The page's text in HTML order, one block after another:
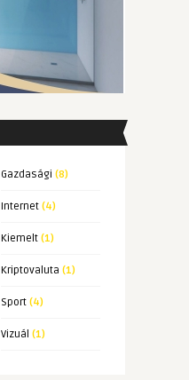
Gazdasági (8)
Internet(4)
Kiemelt(1)
Kriptovaluta (1)
Sport(4)
Vizuál (1)